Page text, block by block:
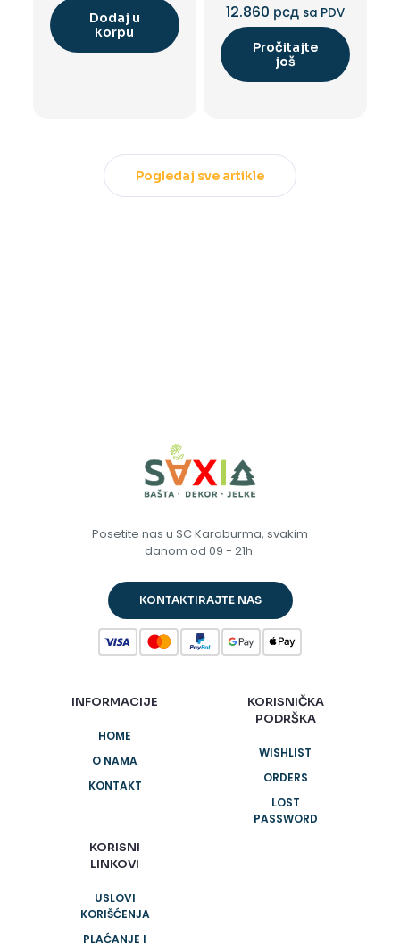
Dodaj u
korpu
12.860 рсд sa PDV
Pročitajte
još
Pogledaj sve artikle
Posetite nas u SC Karaburma, svakim
danom od 09 - 21h.
KONTAKTIRAJTE NAS
INFORMACIJE
HOME
O NAMA
KONTAKT
KORISNI
LINKOVI
USLOVI
KORIŠĆENJA
PLAĆANJE I
KORISNIČKA
PODRŠKA
WISHLIST
ORDERS
LOST
PASSWORD